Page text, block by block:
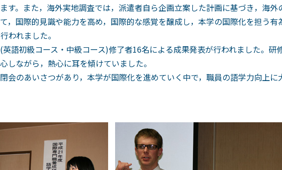
す。また，海外実地調査では，派遣者自ら企画立案した計画に基づき，海外
，国際的見識や能力を高め，国際的な感覚を醸成し，本学の国際化を担う有
われました。
語初級コース・中級コース)修了者16名による成果発表が行われました。研
しながら，熱心に耳を傾けていました。
会のあいさつがあり，本学が国際化を進めていく中で，職員の語学力向上に